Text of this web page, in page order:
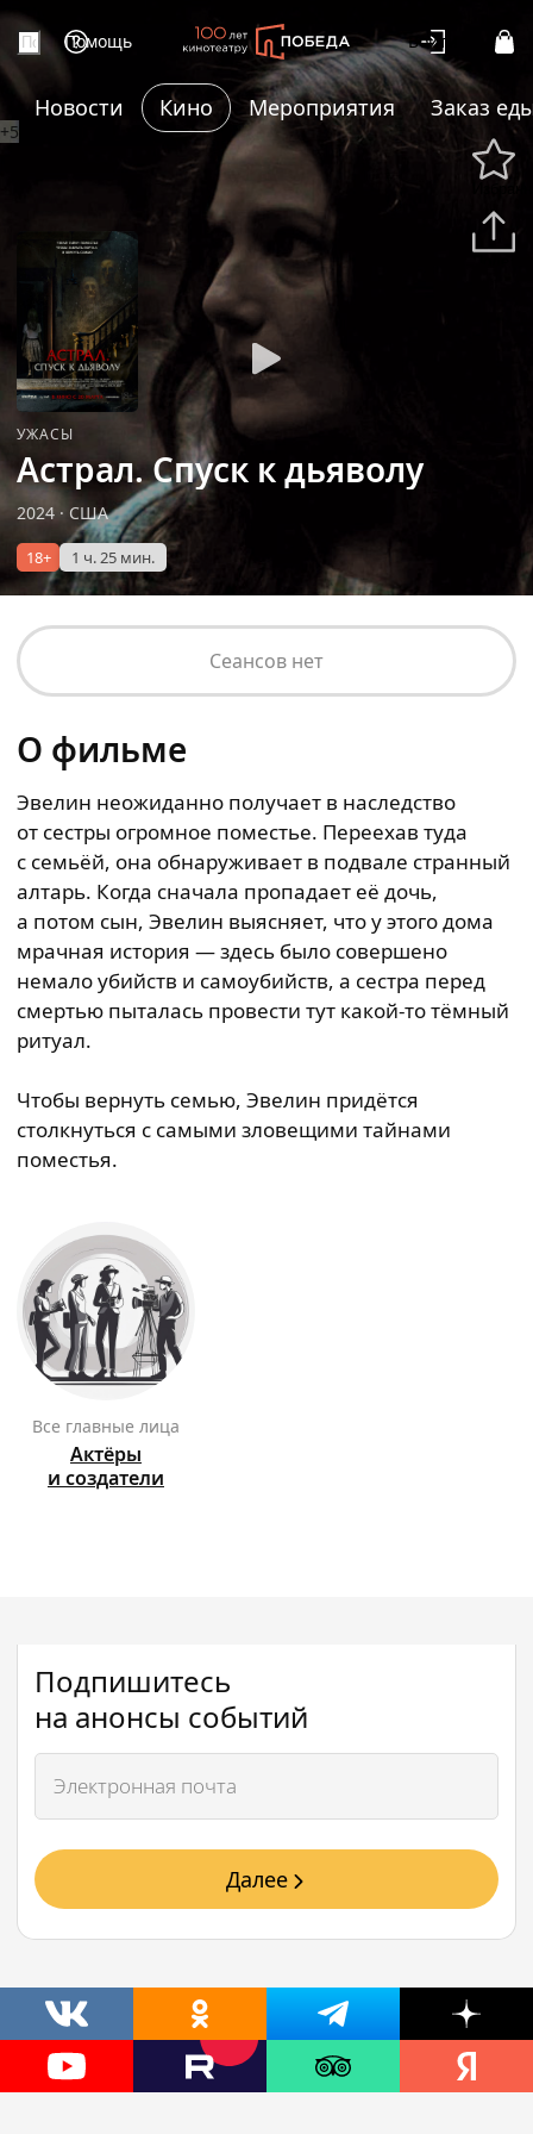
Помощь Войти
Новости Кино Мероприятия Заказ
+5
УЖАСЫ
Астрал. Спуск к дьяволу
2024 · США
18+ 1 ч. 25 мин.
Сеансов нет
О фильме
Эвелин неожиданно получает в наследство
от сестры огромное поместье. Переехав туда
с семьёй, она обнаруживает в подвале странный
алтарь. Когда сначала пропадает её дочь,
а потом сын, Эвелин выясняет, что у этого дома
мрачная история — здесь было совершено
немало убийств и самоубийств, а сестра перед
смертью пыталась провести тут какой-то тёмный
ритуал.
Чтобы вернуть семью, Эвелин придётся
столкнуться с самыми зловещими тайнами
поместья.
Все главные лица
Актёры
и создатели
Подпишитесь
на анонсы событий
Далее